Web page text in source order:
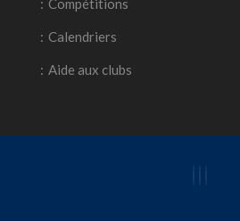
Compétitions
Calendriers
Aide aux clubs